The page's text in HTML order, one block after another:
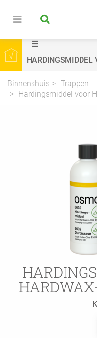
HARDINGSMIDDEL
Binnenshuis
Trappen
Hardingsmiddel voor